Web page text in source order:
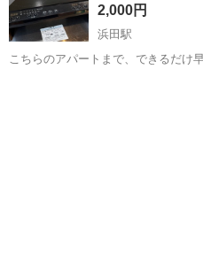
2,000円
浜田駅
こちらのアパートまで、できるだけ